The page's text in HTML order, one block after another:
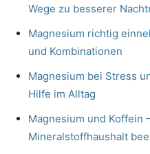
Wege zu besserer
Magnesium richtig
und Kombinationen
Magnesium bei Stress
Hilfe im Alltag
Magnesium und Koffein
Mineralstoffhaushalt